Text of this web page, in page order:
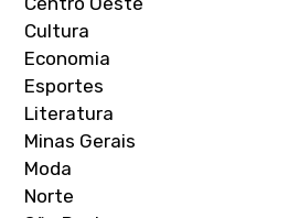
Cultura
Economia
Esportes
Literatura
Minas Gerais
Moda
Norte